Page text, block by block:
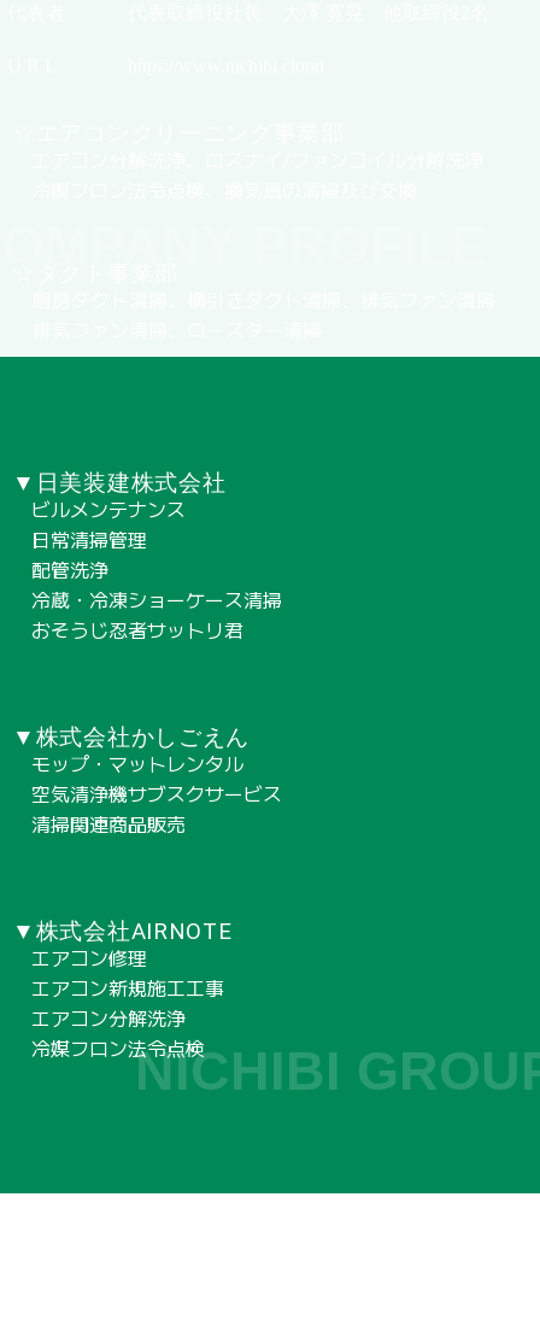
▼日美装建株式会社
ビルメンテナンス
日常清掃管理
配管洗浄
冷蔵・冷凍ショーケース清掃
おそうじ忍者サットリ君
▼株式会社かしごえん
モップ・マットレンタル
空気清浄機サブスクサービス
清掃関連商品販売
▼株式会社AIRNOTE
エアコン修理
エアコン新規施工工事
エアコン分解洗浄
冷媒フロン法令点検NICHIBI